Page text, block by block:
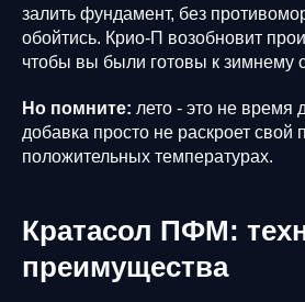
залить фундамент, без
обойтись. Крио-П возобновит
чтобы вы были готовы к зимнему
Но помните: лето - это не время
добавка просто не раскроет свой
положительных температурах.
Кратасол ПФМ:
преимущества